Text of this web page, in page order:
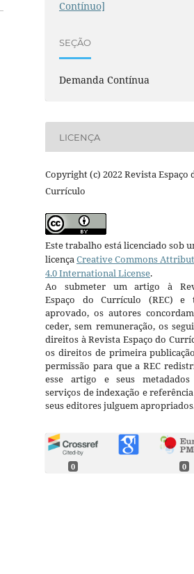
Contínuo]
SEÇÃO
Demanda Contínua
LICENÇA
Copyright (c) 2022 Revista Espaço
Currículo
Este trabalho está licenciado sob
licençaCreative Commons
4.0 International License.
Ao submeter um artigo à
Espaço do Currículo (REC) e
aprovado, os autores
ceder, sem remuneração, os
direitos à Revista Espaço do
os direitos de primeira
permissão para que a REC
esse artigo e seus metadados
serviços de indexação e
seus editores julguem
0 0